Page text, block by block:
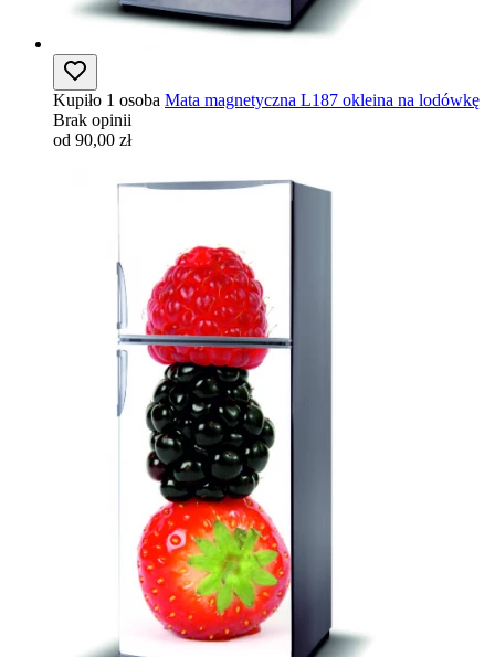
Kupiło 1 osoba Mata magnetyczna L187 okleina na lodówkę
Brak opinii
od 90,00 zł